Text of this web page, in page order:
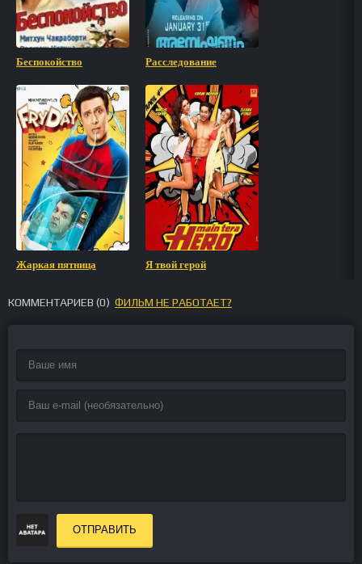
Беспокойство Расследование
Жаркая пятница Я твой герой
КОММЕНТАРИЕВ (0) ФИЛЬМ НЕ РАБОТАЕТ?
ОТПРАВИТЬ